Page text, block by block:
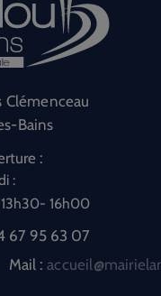
Clémenceau
Bains
:
:
16h00
67 95 63 07
Mail :